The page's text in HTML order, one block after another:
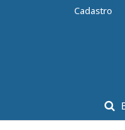
Cadastro